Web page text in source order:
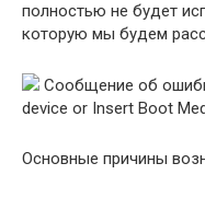
полностью не будет
которую мы будем
Сообщение об
device or Insert Boot
Основные причины